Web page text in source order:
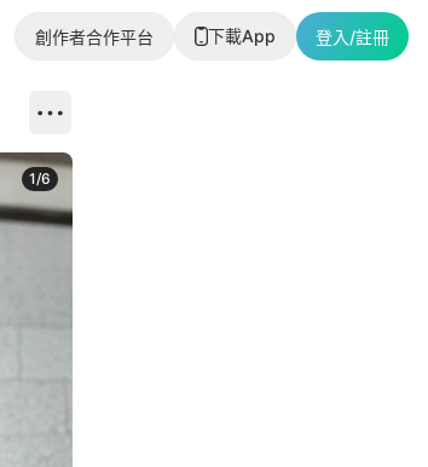
創作者合作平台 下載App 登入/註冊
1/6